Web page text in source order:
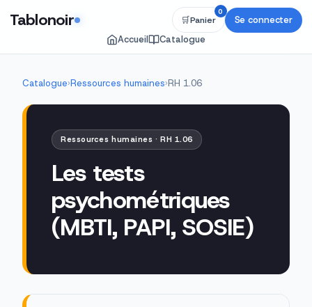
Tablonoir
Accueil Catalogue
🛒Panier
0
Se connecter
Catalogue›Ressources humaines›RH 1.06
Ressources humaines · RH 1.06
Les tests
psychométriques
(MBTI, PAPI, SOSIE)